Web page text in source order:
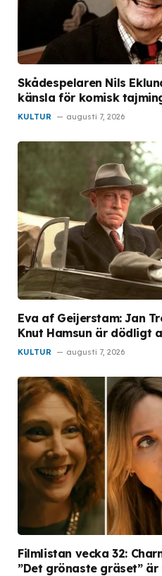
Skådespelaren Nils
känsla för komisk
KULTUR augusti 7, 2026
Eva af Geijerstam: Jan
Knut Hamsun är dödligt
KULTUR augusti 7, 2026
Filmlistan vecka 32:
”Det grönaste gräset”